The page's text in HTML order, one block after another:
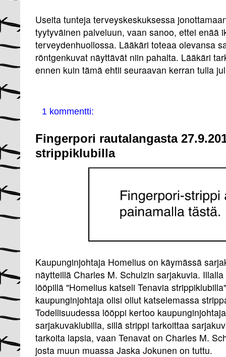
Useita tunteja terveyskeskuksessa
tyytyväinen palveluun, vaan sanoo, ettei enää
terveydenhuollossa. Lääkäri toteaa olevansa
röntgenkuvat näyttävät niin pahalta. Lääkäri
ennen kuin tämä ehtii seuraavan kerran tulla
1 kommentti:
Fingerpori rautalangasta
strippiklubilla
Kaupunginjohtaja Homelius on käymässä
näytteillä Charles M. Schulzin sarjakuvia.
lööpillä "Homelius katseli Tenavia
kaupunginjohtaja olisi ollut katselemassa
Todellisuudessa lööppi kertoo
sarjakuvaklubilla, sillä strippi tarkoittaa
tarkoita lapsia, vaan Tenavat on Charles M.
josta muun muassa Jaska Jokunen on tuttu.